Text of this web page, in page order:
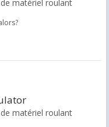
matériel roulant
matériel roulant